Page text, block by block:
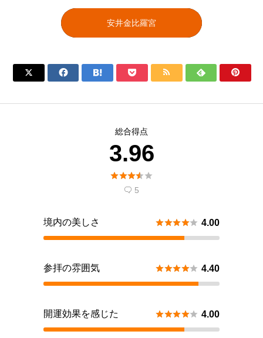
安井金比羅宮
      
総合得点
3.96

 5
境内の美しさ  4.00
参拝の雰囲気  4.40
開運効果を感じた  4.00